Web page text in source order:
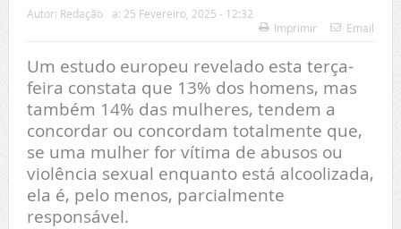
Autor: Redação a: 25 Fevereiro, 2025 - 12:32
Imprimir
Email
Um estudo europeu revelado esta terça-
feira constata que 13% dos homens, mas
também 14% das mulheres, tendem a
concordar ou concordam totalmente que,
se uma mulher for vítima de abusos ou
violência sexual enquanto está alcoolizada,
ela é, pelo menos, parcialmente
responsável.